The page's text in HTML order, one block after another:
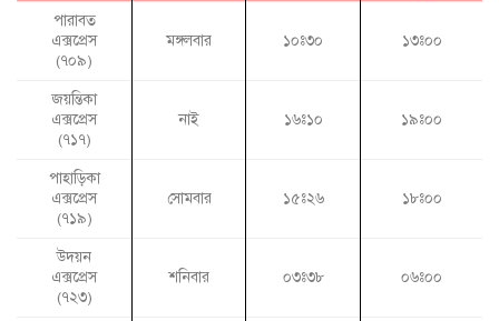
পারাবত
এক্সপ্রেস
(৭০৯)
মঙ্গলবার ১০ঃ৩০ ১৩ঃ০০
জয়ন্তিকা
এক্সপ্রেস
(৭১৭)
নাই ১৬ঃ১০ ১৯ঃ০০
পাহাড়িকা
এক্সপ্রেস
(৭১৯)
সোমবার ১৫ঃ২৬ ১৮ঃ০০
উদয়ন
এক্সপ্রেস
(৭২৩)
শনিবার ০৩ঃ৩৮ ০৬ঃ০০